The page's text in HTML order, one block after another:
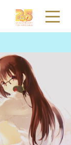
オンリー